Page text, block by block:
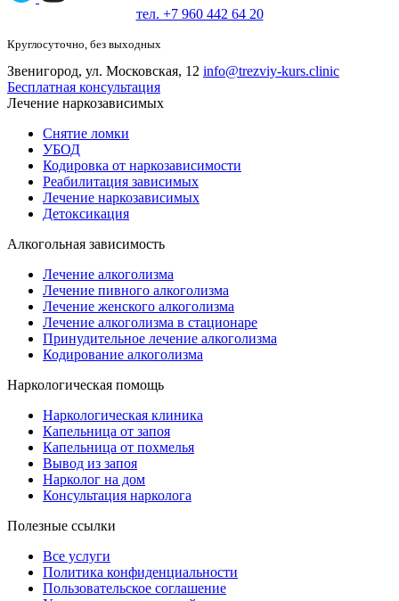
тел. +7 960 442 64 20
Круглосуточно, без выходных
Звенигород, ул. Московская, 12 info@trezviy-kurs.clinic
Бесплатная консультация
Лечение наркозависимых
Снятие ломки
УБОД
Кодировка от наркозависимости
Реабилитация зависимых
Лечение наркозависимых
Детоксикация
Алкогольная зависимость
Лечение алкоголизма
Лечение пивного алкоголизма
Лечение женского алкоголизма
Лечение алкоголизма в стационаре
Принудительное лечение алкоголизма
Кодирование алкоголизма
Наркологическая помощь
Наркологическая клиника
Капельница от запоя
Капельница от похмелья
Вывод из запоя
Нарколог на дом
Консультация нарколога
Полезные ссылки
Все услуги
Политика конфиденциальности
Пользовательское cоглашение